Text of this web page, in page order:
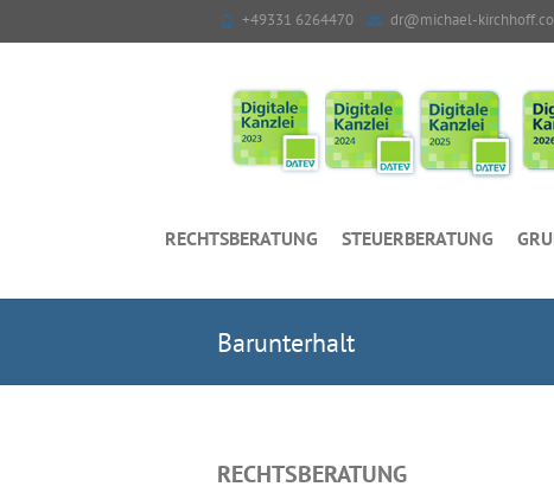
+49331 6264470 dr@michael-
RECHTSBERATUNG STEUERBERATUNG
Barunterhalt
RECHTSBERATUNG